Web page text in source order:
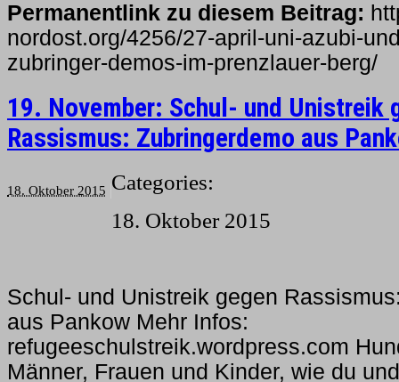
Permanentlink zu diesem Beitrag:
nordost.org/4256/27-april-uni-azubi-
zubringer-demos-im-prenzlauer-berg/
19. November: Schul- und Unistreik
Rassismus: Zubringerdemo aus
Categories:
18. Oktober 2015
18. Oktober 2015
Schul- und Unistreik gegen
aus Pankow Mehr Infos:
refugeeschulstreik.wordpress.com
Männer, Frauen und Kinder, wie du